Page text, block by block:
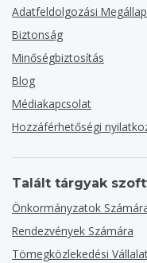
Adatfeldolgozási
Biztonság
Minőségbiztosítás
Blog
Médiakapcsolat
Hozzáférhetőségi
Talált tárgyak
Önkormányzatok
Rendezvények Számára
Tömegközlekedési